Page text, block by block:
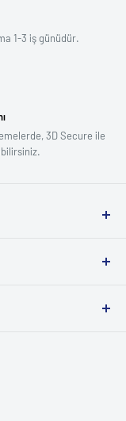
1-3 iş günüdür.
3D Secure ile